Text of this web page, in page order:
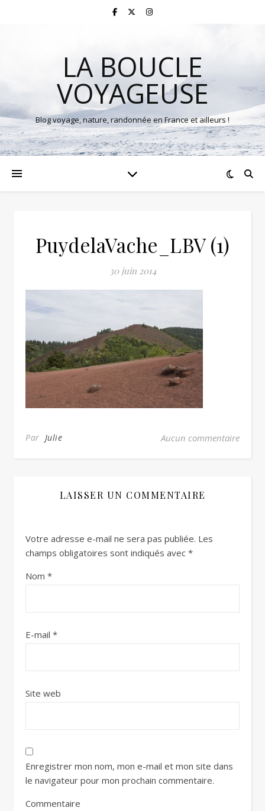
LA BOUCLE
VOYAGEUSE
Blog voyage, nature, randonnée en France et ailleurs !
PuydelaVache_LBV (1)
30 juin 2014
Par Julie Aucun commentaire
LAISSER UN COMMENTAIRE
Votre adresse e-mail ne sera pas publiée. Les
champs obligatoires sont indiqués avec *
Nom *
E-mail *
Site web
Enregistrer mon nom, mon e-mail et mon site dans
le navigateur pour mon prochain commentaire.
Commentaire